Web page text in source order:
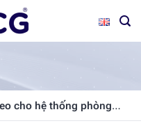
cho hệ thống phòng